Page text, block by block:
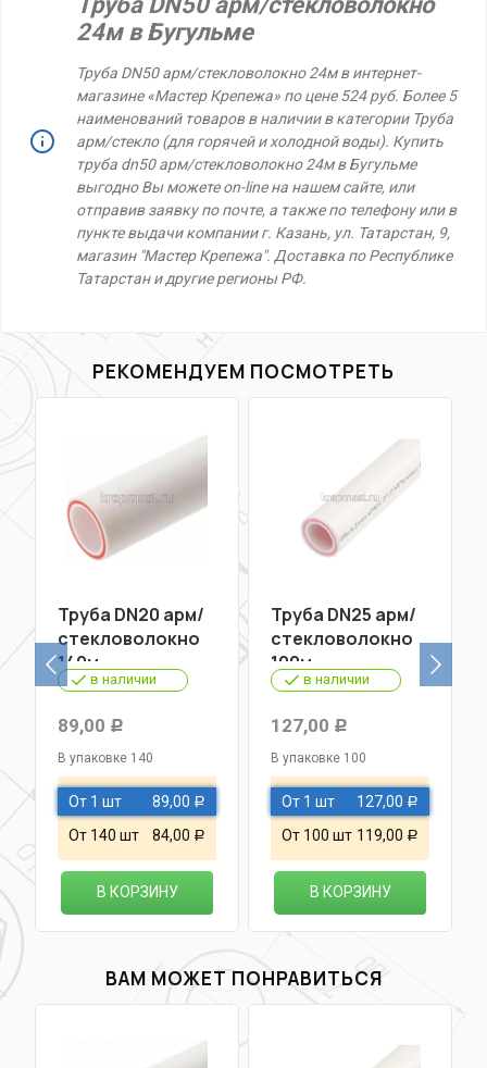
24м в Бугульме
Труба DN50 арм/стекловолокно 24м в интернет-
магазине «Мастер Крепежа» по цене 524 руб. Более 5
наименований товаров в наличии в категории Труба
арм/стекло (для горячей и холодной воды). Купить
труба dn50 арм/стекловолокно 24м в Бугульме
выгодно Вы можете on-line на нашем сайте, или
отправив заявку по почте, а также по телефону или в
пункте выдачи компании г. Казань, ул. Татарстан, 9,
магазин "Мастер Крепежа". Доставка по Республике
Татарстан и другие регионы РФ.
РЕКОМЕНДУЕМ ПОСМОТРЕТЬ
Труба DN20 арм/
стекловолокно
140м
в наличии
89,00 Р
В упаковке 140
От 1 шт 89,00 Р
От 140 шт 84,00 Р
В КОРЗИНУ
Труба DN25 арм/
стекловолокно
100м
в наличии
127,00 Р
В упаковке 100
От 1 шт 127,00 Р
От 100 шт 119,00 Р
В КОРЗИНУ
ВАМ МОЖЕТ ПОНРАВИТЬСЯ